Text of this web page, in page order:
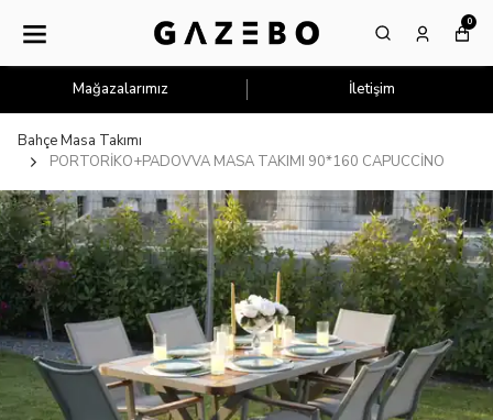
0
Mağazalarımız İletişim
Bahçe Masa Takımı
PORTORİKO+PADOVVA MASA TAKIMI 90*160 CAPUCCİNO